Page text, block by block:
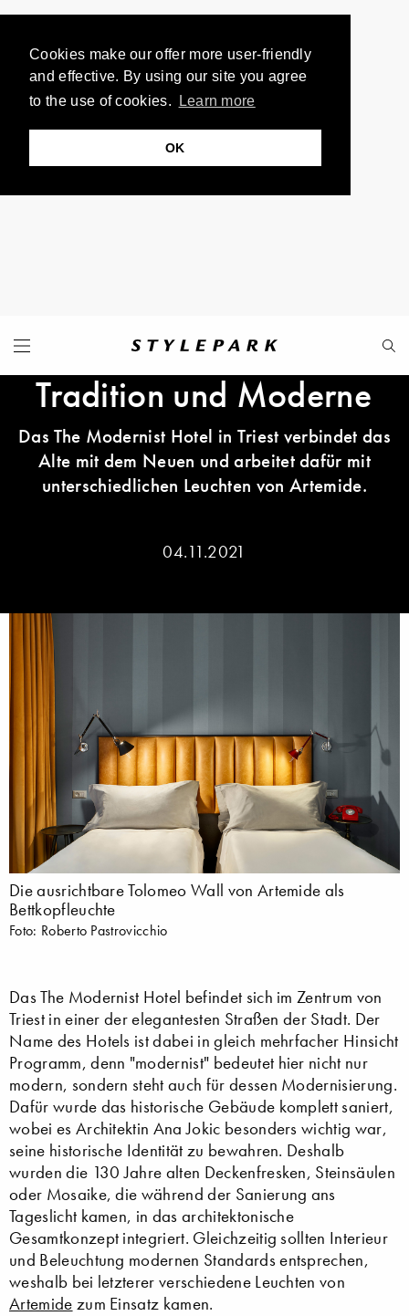
Cookies make our offer more user-friendly
and effective. By using our site you agree
to the use of cookies.
Learn more
OK
Tradition und Moderne
Das The Modernist Hotel in Triest verbindet das
Alte mit dem Neuen und arbeitet dafür mit
unterschiedlichen Leuchten von Artemide.
04.11.2021
Die ausrichtbare Tolomeo Wall von Artemide als
Bettkopfleuchte
Foto: Roberto Pastrovicchio
Das The Modernist Hotel befindet sich im Zentrum von
Triest in einer der elegantesten Straßen der Stadt. Der
Name des Hotels ist dabei in gleich mehrfacher Hinsicht
Programm, denn "modernist" bedeutet hier nicht nur
modern, sondern steht auch für dessen Modernisierung.
Dafür wurde das historische Gebäude komplett saniert,
wobei es Architektin Ana Jokic besonders wichtig war,
seine historische Identität zu bewahren. Deshalb
wurden die 130 Jahre alten Deckenfresken, Steinsäulen
oder Mosaike, die während der Sanierung ans
Tageslicht kamen, in das architektonische
Gesamtkonzept integriert. Gleichzeitig sollten Interieur
und Beleuchtung modernen Standards entsprechen,
weshalb bei letzterer verschiedene Leuchten von
Artemide zum Einsatz kamen.